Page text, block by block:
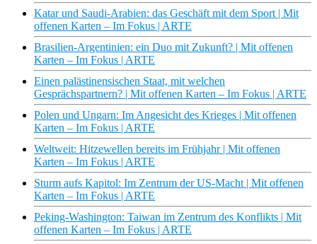
Katar und Saudi-Arabien: das Geschäft mit dem Sport | Mit
offenen Karten – Im Fokus | ARTE
Brasilien-Argentinien: ein Duo mit Zukunft? | Mit offenen
Karten – Im Fokus | ARTE
Einen palästinensischen Staat, mit welchen
Gesprächspartnern? | Mit offenen Karten – Im Fokus | ARTE
Polen und Ungarn: Im Angesicht des Krieges | Mit offenen
Karten – Im Fokus | ARTE
Weltweit: Hitzewellen bereits im Frühjahr | Mit offenen
Karten – Im Fokus | ARTE
Sturm aufs Kapitol: Im Zentrum der US-Macht | Mit offenen
Karten – Im Fokus | ARTE
Peking-Washington: Taiwan im Zentrum des Konflikts | Mit
offenen Karten – Im Fokus | ARTE